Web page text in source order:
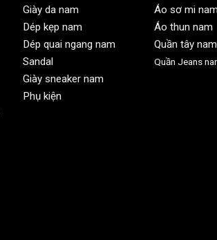
Giày da nam
Dép kẹp nam
Dép quai ngang nam
Sandal
Giày sneaker nam
Phụ kiện
Áo sơ mi nam
Áo thun nam
Quần tây nam
Quần Jeans